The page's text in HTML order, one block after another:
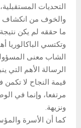
التحديات
والخوف من انكشاف
ما حققه لم يكن
وتكتسي الباكالوريا
الشاب معنى
الرسالة الأهم التي
قيمة النجاح لا
مرتفعا، وإنما في
ونزيهة.
كما أن الأسرة